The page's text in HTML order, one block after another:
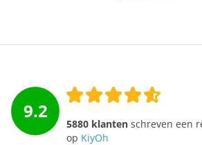
9.2
5880 klanten schreven een
op KiyOh